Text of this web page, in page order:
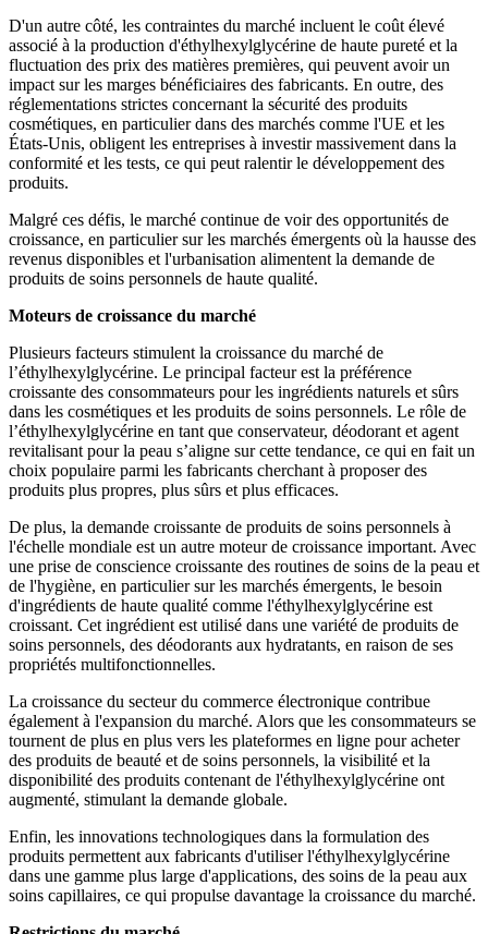
D'un autre côté, les contraintes du marché incluent le coût élevé
associé à la production d'éthylhexylglycérine de haute pureté et la
fluctuation des prix des matières premières, qui peuvent avoir un
impact sur les marges bénéficiaires des fabricants. En outre, des
réglementations strictes concernant la sécurité des produits
cosmétiques, en particulier dans des marchés comme l'UE et les
États-Unis, obligent les entreprises à investir massivement dans la
conformité et les tests, ce qui peut ralentir le développement des
produits.
Malgré ces défis, le marché continue de voir des opportunités de
croissance, en particulier sur les marchés émergents où la hausse des
revenus disponibles et l'urbanisation alimentent la demande de
produits de soins personnels de haute qualité.
Moteurs de croissance du marché
Plusieurs facteurs stimulent la croissance du marché de
l’éthylhexylglycérine. Le principal facteur est la préférence
croissante des consommateurs pour les ingrédients naturels et sûrs
dans les cosmétiques et les produits de soins personnels. Le rôle de
l’éthylhexylglycérine en tant que conservateur, déodorant et agent
revitalisant pour la peau s’aligne sur cette tendance, ce qui en fait un
choix populaire parmi les fabricants cherchant à proposer des
produits plus propres, plus sûrs et plus efficaces.
De plus, la demande croissante de produits de soins personnels à
l'échelle mondiale est un autre moteur de croissance important. Avec
une prise de conscience croissante des routines de soins de la peau et
de l'hygiène, en particulier sur les marchés émergents, le besoin
d'ingrédients de haute qualité comme l'éthylhexylglycérine est
croissant. Cet ingrédient est utilisé dans une variété de produits de
soins personnels, des déodorants aux hydratants, en raison de ses
propriétés multifonctionnelles.
La croissance du secteur du commerce électronique contribue
également à l'expansion du marché. Alors que les consommateurs se
tournent de plus en plus vers les plateformes en ligne pour acheter
des produits de beauté et de soins personnels, la visibilité et la
disponibilité des produits contenant de l'éthylhexylglycérine ont
augmenté, stimulant la demande globale.
Enfin, les innovations technologiques dans la formulation des
produits permettent aux fabricants d'utiliser l'éthylhexylglycérine
dans une gamme plus large d'applications, des soins de la peau aux
soins capillaires, ce qui propulse davantage la croissance du marché.